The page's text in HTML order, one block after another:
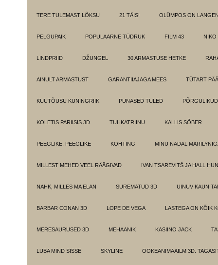
TERE TULEMAST LÕKSU 21 TÄIS! OLÜMPOS ON
PELGUPAIK POPULAARNE TÜDRUK FILM 43 NIKO
LINDPRIID DŽUNGEL 30 ARMASTUSE HETKE
AINULT ARMASTUST GARANTIIAJAGA MEES TÜTART
KUUTÕUSU KUNINGRIIK PUNASED TULED
KOLETIS PARIISIS 3D TUHKATRIINU KALLIS SÕBER
PEEGLIKE, PEEGLIKE KOHTING MINU NÄDAL
MILLEST MEHED VEEL RÄÄGIVAD IVAN TSAREVITŠ JA HALL
NAHK, MILLES MA ELAN SUREMATUD 3D UINUV
BARBAR CONAN 3D LOPE DE VEGA LASTEGA ON KÕIK
MERESAURUSED 3D MEHAANIK KASIINO JACK
LUBA MIND SISSE SKYLINE OOKEANIMAAILM 3D.